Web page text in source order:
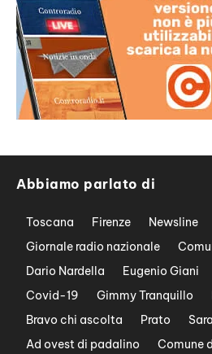
Abbiamo parlato di
Toscana Firenze Newsline
Giornale radio nazionale
Dario Nardella
Eugenio Giani
Covid-19
Gimmy Tranquillo
Bravo chi ascolta
Prato
Ad ovest di padalino
Comune